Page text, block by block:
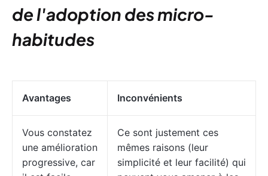
de l'adoption des micro-
habitudes
Avantages Inconvénients
Vous constatez
une amélioration
progressive, car
Ce sont justement ces
mêmes raisons (leur
simplicité et leur facilité) qui